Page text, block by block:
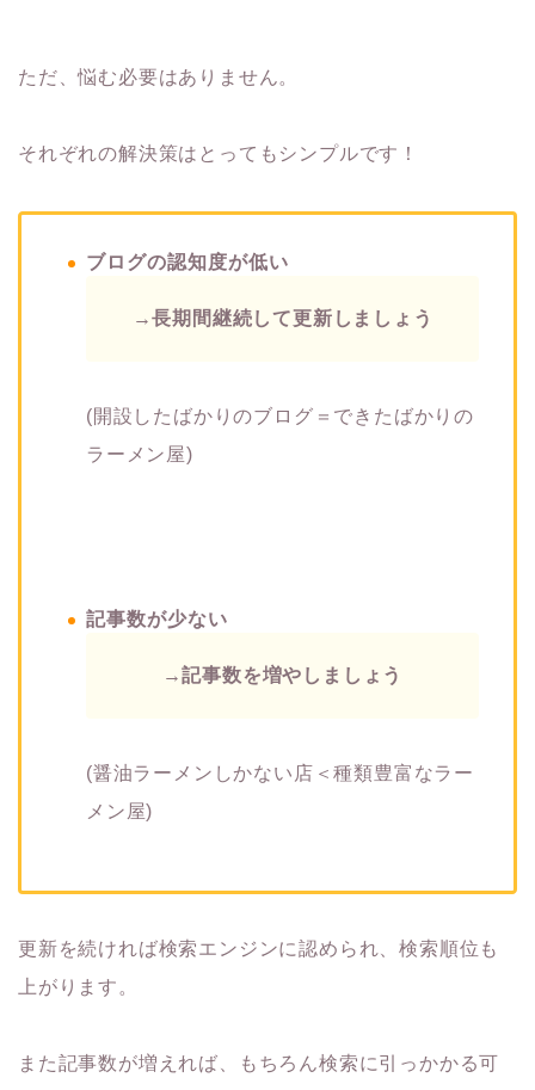
ただ、悩む必要はありません。
それぞれの解決策はとってもシンプルです！
ブログの認知度が低い
→長期間継続して更新しましょう
(開設したばかりのブログ＝できたばかりの
ラーメン屋)
記事数が少ない
→記事数を増やしましょう
(醤油ラーメンしかない店＜種類豊富なラー
メン屋)
更新を続ければ検索エンジンに認められ、検索順位も
上がります。
また記事数が増えれば、もちろん検索に引っかかる可